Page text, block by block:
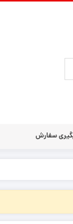
و کلاسیک
استیشن 2
سفارش